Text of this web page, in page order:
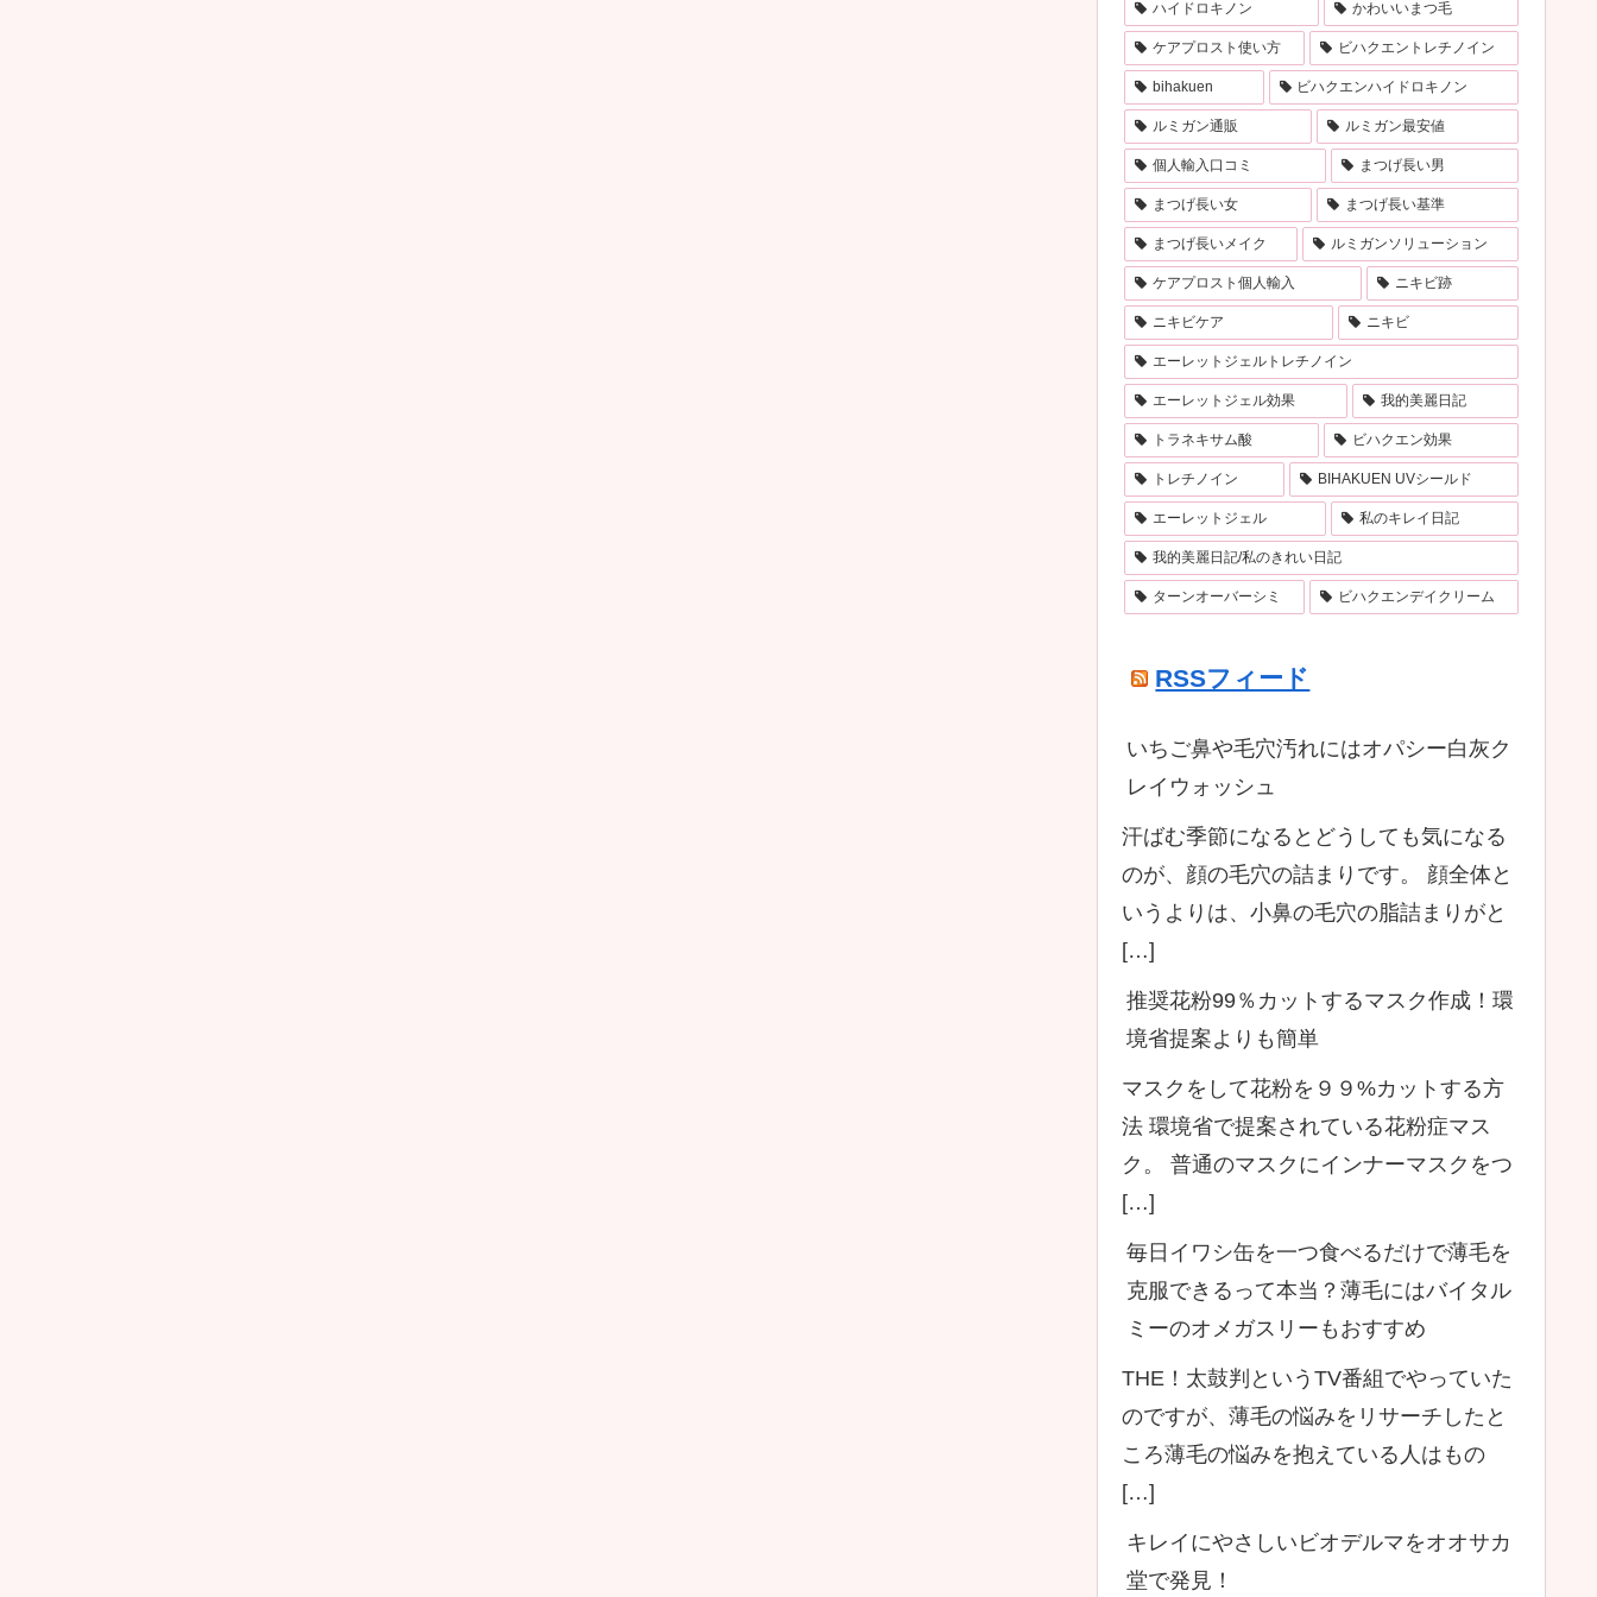
ハイドロキノン かわいいまつ毛
ケアプロスト使い方 ビハクエントレチノイン
bihakuen ビハクエンハイドロキノン
ルミガン通販 ルミガン最安値
個人輸入口コミ まつげ長い男
まつげ長い女 まつげ長い基準
まつげ長いメイク ルミガンソリューション
ケアプロスト個人輸入 ニキビ跡
ニキビケア ニキビ
エーレットジェルトレチノイン
エーレットジェル効果 我的美麗日記
トラネキサム酸 ビハクエン効果
トレチノイン BIHAKUEN UVシールド
エーレットジェル 私のキレイ日記
我的美麗日記/私のきれい日記
ターンオーバーシミ ビハクエンデイクリーム
RSSフィード
いちご鼻や毛穴汚れにはオパシー白灰ク
レイウォッシュ
汗ばむ季節になるとどうしても気になる
のが、顔の毛穴の詰まりです。 顔全体と
いうよりは、小鼻の毛穴の脂詰まりがと
[…]
推奨花粉99％カットするマスク作成！環
境省提案よりも簡単
マスクをして花粉を９９%カットする方
法 環境省で提案されている花粉症マス
ク。 普通のマスクにインナーマスクをつ
[…]
毎日イワシ缶を一つ食べるだけで薄毛を
克服できるって本当？薄毛にはバイタル
ミーのオメガスリーもおすすめ
THE！太鼓判というTV番組でやっていた
のですが、薄毛の悩みをリサーチしたと
ころ薄毛の悩みを抱えている人はもの
[…]
キレイにやさしいビオデルマをオオサカ
堂で発見！